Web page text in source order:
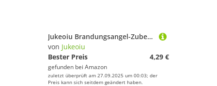
Jukeoiu Brandungsangel-Zubehör - Angelhaken Montagen,Greifwerkzeug Haken Set Für Flussforelle Schnapper Pompano Barsch Küste
von Jukeoiu
Bester Preis
4,29 €
gefunden bei Amazon
zuletzt überprüft am 27.09.2025 um 00:03; der
Preis kann sich seitdem geändert haben.